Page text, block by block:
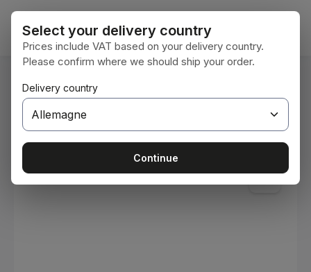
Passer au contenu principal
Vous êtes ici : Accueil
Peintures et vernis
Ignorer la galerie d'images
Select your delivery country
Prices include VAT based on your delivery country.
Please confirm where we should ship your order.
Delivery country
Continue